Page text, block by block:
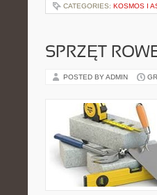
CATEGORIES: KOSMOS I
SPRZĘT
POSTED BY ADMIN